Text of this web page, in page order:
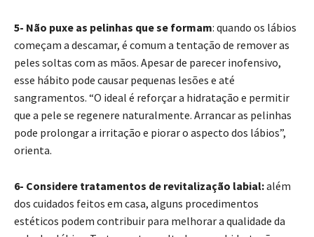
5- Não puxe as pelinhas que se formam: quando os lábios
começam a descamar, é comum a tentação de remover as
peles soltas com as mãos. Apesar de parecer inofensivo,
esse hábito pode causar pequenas lesões e até
sangramentos. “O ideal é reforçar a hidratação e permitir
que a pele se regenere naturalmente. Arrancar as pelinhas
pode prolongar a irritação e piorar o aspecto dos lábios”,
orienta.
6- Considere tratamentos de revitalização labial:além
dos cuidados feitos em casa, alguns procedimentos
estéticos podem contribuir para melhorar a qualidade da